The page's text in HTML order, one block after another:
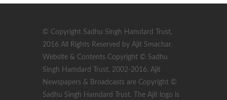
© Copyright Sadhu Singh Hamdard Trust,
2016 All Rights Reserved by Ajit Smachar.
Website & Contents Copyright © Sadhu
Singh Hamdard Trust, 2002-2016. Ajit
Newspapers & Broadcasts are Copyright ©
Sadhu Singh Hamdard Trust. The Ajit logo is